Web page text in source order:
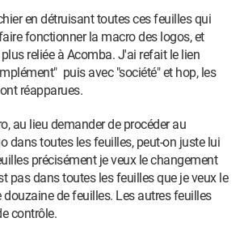
en détruisant toutes ces feuilles qui
fonctionner la macro des logos, et
reliée à Acomba. J'ai refait le lien
puis avec "société" et hop, les
réapparues.
au lieu demander de procéder au
dans toutes les feuilles, peut-on juste lui
précisément je veux le changement
pas dans toutes les feuilles que je veux le
douzaine de feuilles. Les autres feuilles
contrôle.